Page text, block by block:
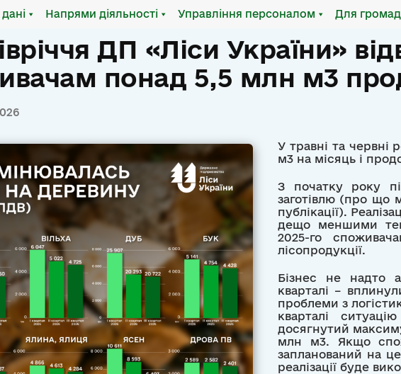
дані Напрями діяльності Управління персоналом Для
ДП «Ліси України»
понад 5,5 млн м3
У травні та червні
м3 на місяць і
З початку року
заготівлю (про що
публікації).
дещо меншими
2025-го
лісопродукції.
Бізнес не надто
кварталі –
проблеми з
кварталі
досягнутий
млн м3. Якщо
запланований на
реалізації буде